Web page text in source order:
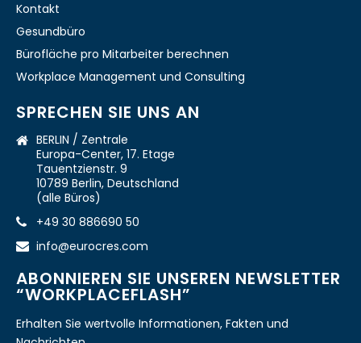
Kontakt
Gesundbüro
Bürofläche pro Mitarbeiter berechnen
Workplace Management und Consulting
SPRECHEN SIE UNS AN
BERLIN / Zentrale
Europa-Center, 17. Etage
Tauentzienstr. 9
10789 Berlin, Deutschland
(alle Büros)
+49 30 886690 50
info@eurocres.com
ABONNIEREN SIE UNSEREN NEWSLETTER
“WORKPLACEFLASH”
Erhalten Sie wertvolle Informationen, Fakten und